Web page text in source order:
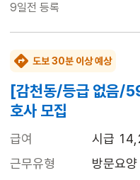
9일전 등록
도보 30분 이상 예상
[감천동/등급 없음/
호사 모집
급여
시급
근무유형
방문요양